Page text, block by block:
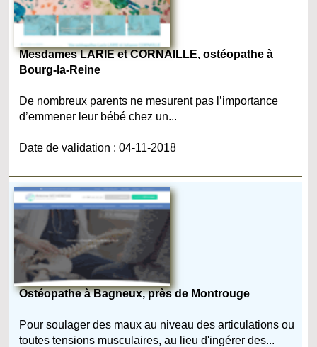
Mesdames LARIE et CORNAILLE, ostéopathe à
Bourg-la-Reine
De nombreux parents ne mesurent pas l’importance
d’emmener leur bébé chez un...
Date de validation : 04-11-2018
Ostéopathe à Bagneux, près de Montrouge
Pour soulager des maux au niveau des articulations ou
toutes tensions musculaires, au lieu d'ingérer des...